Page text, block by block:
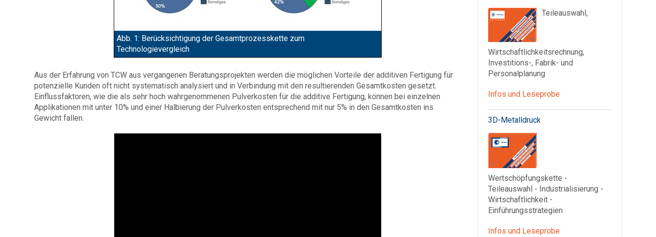
Abb. 1: Berücksichtigung der Gesamtprozesskette zum
Technologievergleich
Aus der Erfahrung von TCW aus vergangenen Beratungsprojekten werden die möglichen Vorteile der additiven Fertigung für
potenzielle Kunden oft nicht systematisch analysiert und in Verbindung mit den resultierenden Gesamtkosten gesetzt.
Einflussfaktoren, wie die als sehr hoch wahrgenommenen Pulverkosten für die additive Fertigung, können bei einzelnen
Applikationen mit unter 10% und einer Halbierung der Pulverkosten entsprechend mit nur 5% in den Gesamtkosten ins
Gewicht fallen.
Teileauswahl,
Wirtschaftlichkeitsrechnung,
Investitions-, Fabrik- und
Personalplanung
Infos und Leseprobe
3D-Metalldruck
Wertschöpfungskette -
Teileauswahl - Industrialisierung -
Wirtschaftlichkeit -
Einführungsstrategien
Infos und Leseprobe